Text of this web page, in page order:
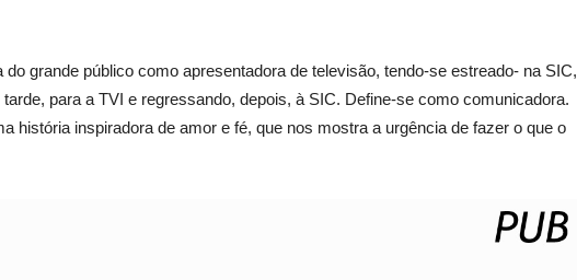
do grande público como apresentadora de televisão, tendo-se estreado- na SIC,
para a TVI e regressando, depois, à SIC. Define-se como comunicadora.
história inspiradora de amor e fé, que nos mostra a urgência de fazer o que o